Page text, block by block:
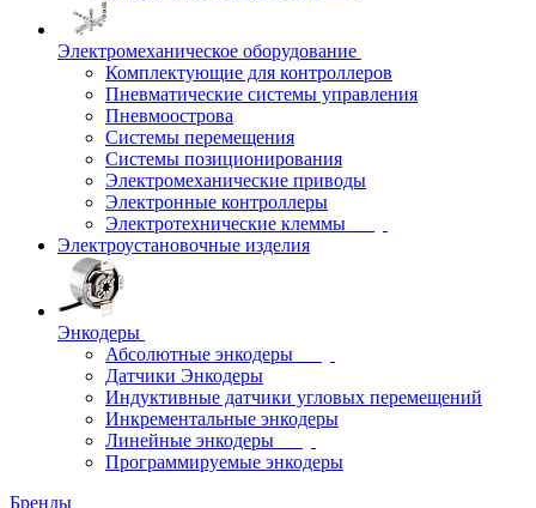
Электромеханическое оборудование
Комплектующие для контроллеров
Пневматические системы управления
Пневмоострова
Системы перемещения
Системы позиционирования
Электромеханические приводы
Электронные контроллеры
Электротехнические клеммы
Электроустановочные изделия
Энкодеры
Абсолютные энкодеры
Датчики Энкодеры
Индуктивные датчики угловых перемещений
Инкрементальные энкодеры
Линейные энкодеры
Программируемые энкодеры
Бренды